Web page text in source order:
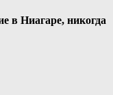
в Ниагаре, никогда